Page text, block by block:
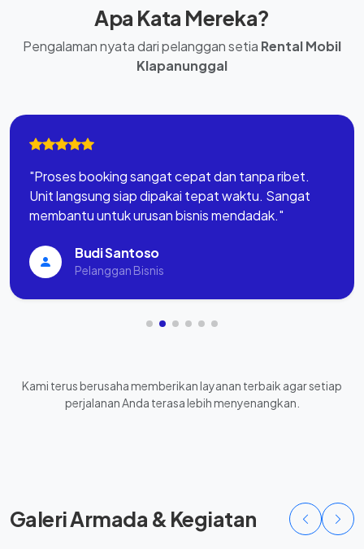
Apa Kata Mereka?
Pengalaman nyata dari pelanggan setia Rental Mobil
Klapanunggal
"Proses booking sangat cepat dan tanpa ribet.
Unit langsung siap dipakai tepat waktu. Sangat
membantu untuk urusan bisnis mendadak."
Budi Santoso
Pelanggan Bisnis
Kami terus berusaha memberikan layanan terbaik agar setiap
perjalanan Anda terasa lebih menyenangkan.
Galeri Armada & Kegiatan